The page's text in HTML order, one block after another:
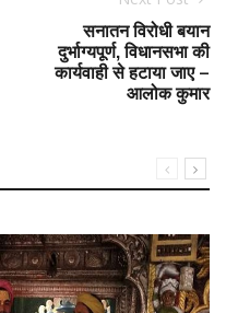
सनातन विरोधी बयान
दुर्भाग्यपूर्ण, विधानसभा की
कार्यवाही से हटाया जाए –
आलोक कुमार